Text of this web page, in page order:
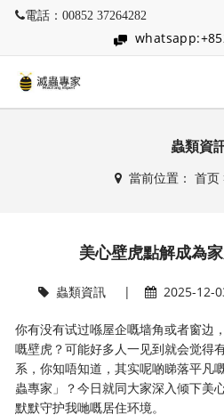
電話：00852 37264282
蟲類資
當前位置： 首页
美心壁虎點解成為
蟲類資訊| 2025-12-
你有没有试过喺屋企嘅墙角或者窗边
嘅壁虎？可能好多人一见到就会觉得
系，你知唔知道，其实呢啲睇落平凡
蟲專家」？今日就同大家深入倾下美
默默守护我哋嘅居住环境。